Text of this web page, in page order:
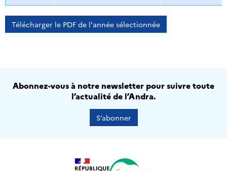
Télécharger le PDF de l'année sélectionnée
Abonnez-vous à notre newsletter pour suivre toute
l’actualité de l’Andra.
S’abonner